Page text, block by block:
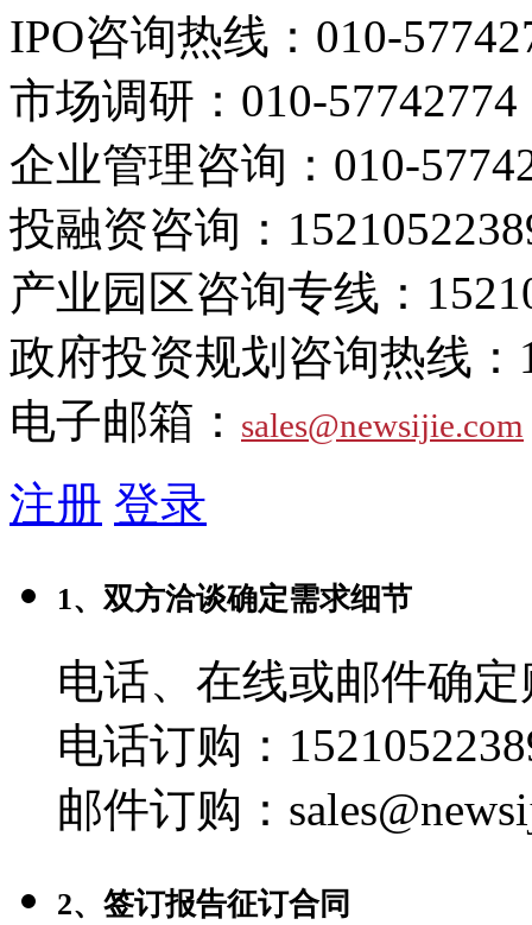
IPO咨询热线： 010-
市场调研： 010-57742774
企业管理咨询： 010-
投融资咨询：
产业园区咨询专线：
政府投资规划咨询热线：
电子邮箱： sales@newsijie.com
注册 登录
1、双方洽谈确定需求细节
电话、在线或邮件确
电话订购：
邮件订购：
2、签订报告征订合同